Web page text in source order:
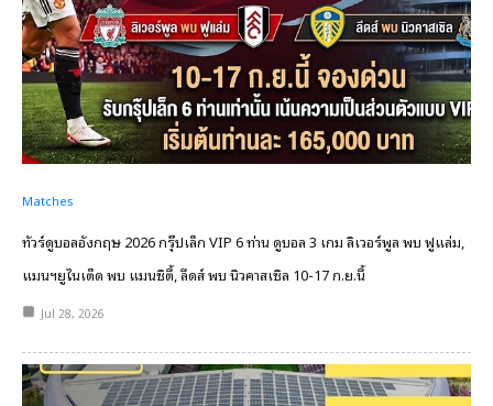
Matches
ทัวร์ดูบอลอังกฤษ 2026 กรุ๊ปเล็ก VIP 6 ท่าน ดูบอล 3 เกม ลิเวอร์พูล พบ ฟูแล่ม,
แมนฯยูไนเต็ด พบ แมนซิตี้, ลีดส์ พบ นิวคาสเซิล 10-17 ก.ย.นี้
Jul 28, 2026